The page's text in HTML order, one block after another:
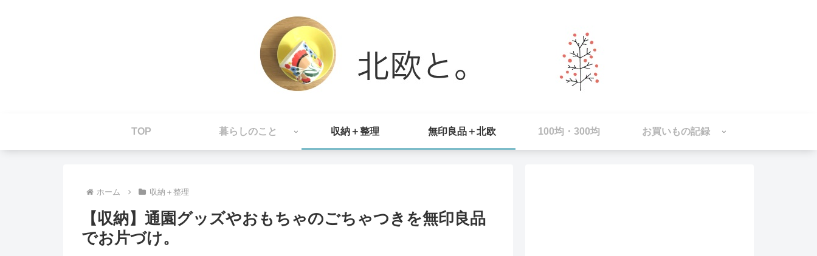
TOP 暮らしのこと 収納＋整理 無印良品＋北欧 100均・300均 お買いもの記録
ホーム 収納＋整理
【収納】通園グッズやおもちゃのごちゃつきを無印良品
でお片づけ。